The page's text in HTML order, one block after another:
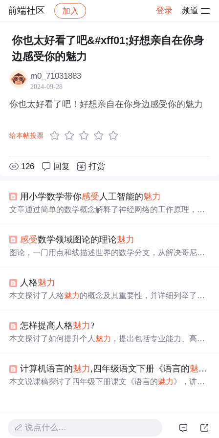
前端社区 加入 登录 频道
社区 前端社区 感慨 帖子详情
你也太好看了吧&#xff01;好想亲自在你身
边感受你的魅力
m0_71031883
2024-09-28
你也太好看了吧！好想亲自在你身边感受你的魅力
给本帖投票
126 回复 打赏
用小学数学带你感受 人工智能的魅力
文章通过简单的数学概念解释了神经网络的工作原理，从
意决策面，阐述了深度学习的基础，并提到了参数学习的
重要性。
感受数学领域图论的理论魅力
图论，一门用点和线描述世界的数学分支，从解决哥尼斯
术原理、实际应用以及未来趋势，揭示了图论如何在社交
网络、互联网路由、生物医药和AI推荐系统中发挥作用，
人格魅力
本文探讨了人格魅力的概念及其重要性，并详细列举了人
朗、展现真诚等。
怎样提高人格魅力?
本文探讨了如何提升个人 魅力 ，提出包括专业能力、高尚
计算机语言的魅力,四年级语文下册《语言的魅力
本文说课稿探讨了四年级下册课文《语言的魅力》，讲述
体参与，通过填空和角色扮演等活动深化理解。
说点什么…